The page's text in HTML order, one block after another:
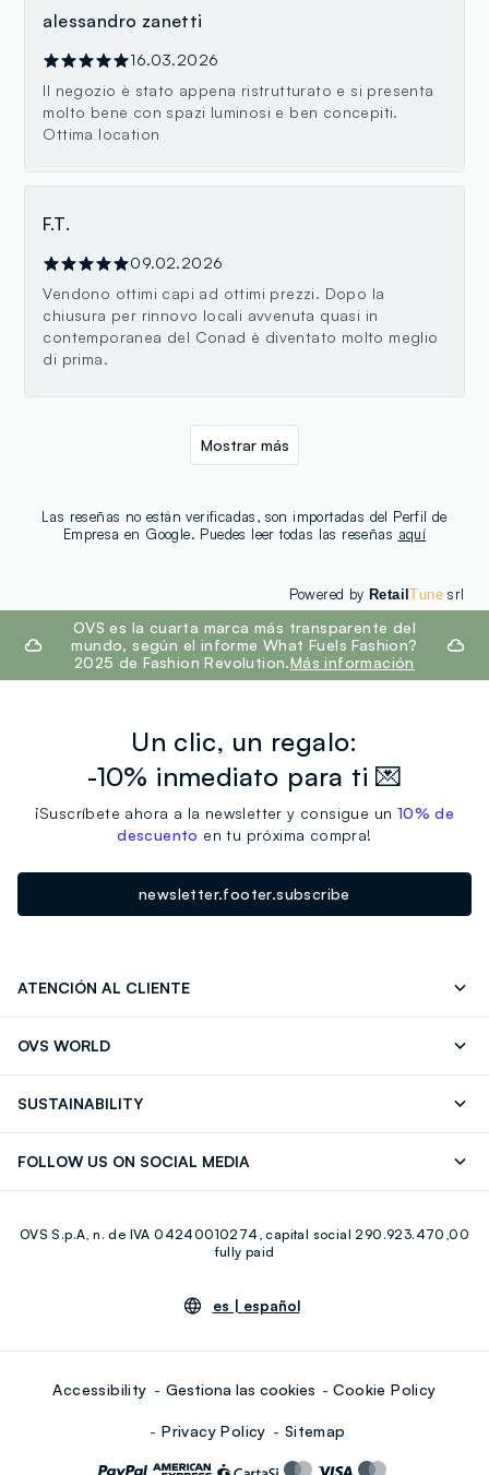
alessandro zanetti
16.03.2026
Il negozio è stato appena ristrutturato e si presenta
molto bene con spazi luminosi e ben concepiti.
Ottima location
F.T.
09.02.2026
Vendono ottimi capi ad ottimi prezzi. Dopo la
chiusura per rinnovo locali avvenuta quasi in
contemporanea del Conad è diventato molto meglio
di prima.
Las reseñas no están verificadas, son importadas del Perfil de
Empresa en Google. Puedes leer todas las reseñas aquí
Mostrar más
Powered by RetailTunesrl
footer.ariatitleOVS es la cuarta marca más transparente del
mundo, según el informe What Fuels Fashion?
2025 de Fashion Revolution.Más información
Un clic, un regalo:
-10% inmediato para ti 💌
¡Suscríbete ahora a la newsletter y consigue un 10% de
descuento en tu próxima compra!
newsletter.footer.subscribe
ATENCIÓN AL CLIENTE
OVS WORLD
SUSTAINABILITY
FOLLOW US ON SOCIAL MEDIA
Youtube Linkedin
OVS S.p.A, n. de IVA 04240010274, capital social 290.923.470,00
fully paid
es | español
Accessibility Gestiona las cookies Cookie Policy
Privacy Policy Sitemap